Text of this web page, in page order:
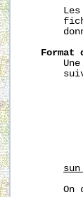
Les
Format
Une
On